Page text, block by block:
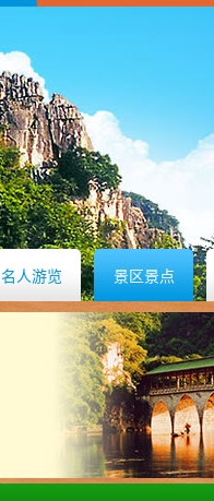
名人游览 景区景点